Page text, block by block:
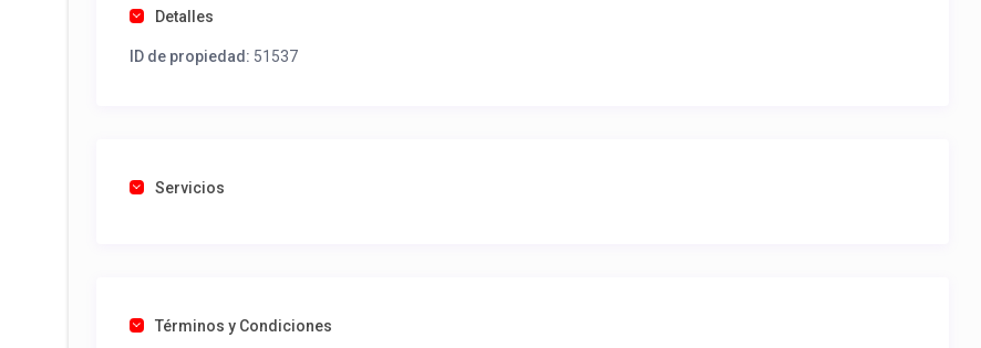
Detalles
ID de propiedad: 51537
Servicios
Términos y Condiciones